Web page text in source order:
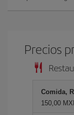
Precios
Comida,
150,00